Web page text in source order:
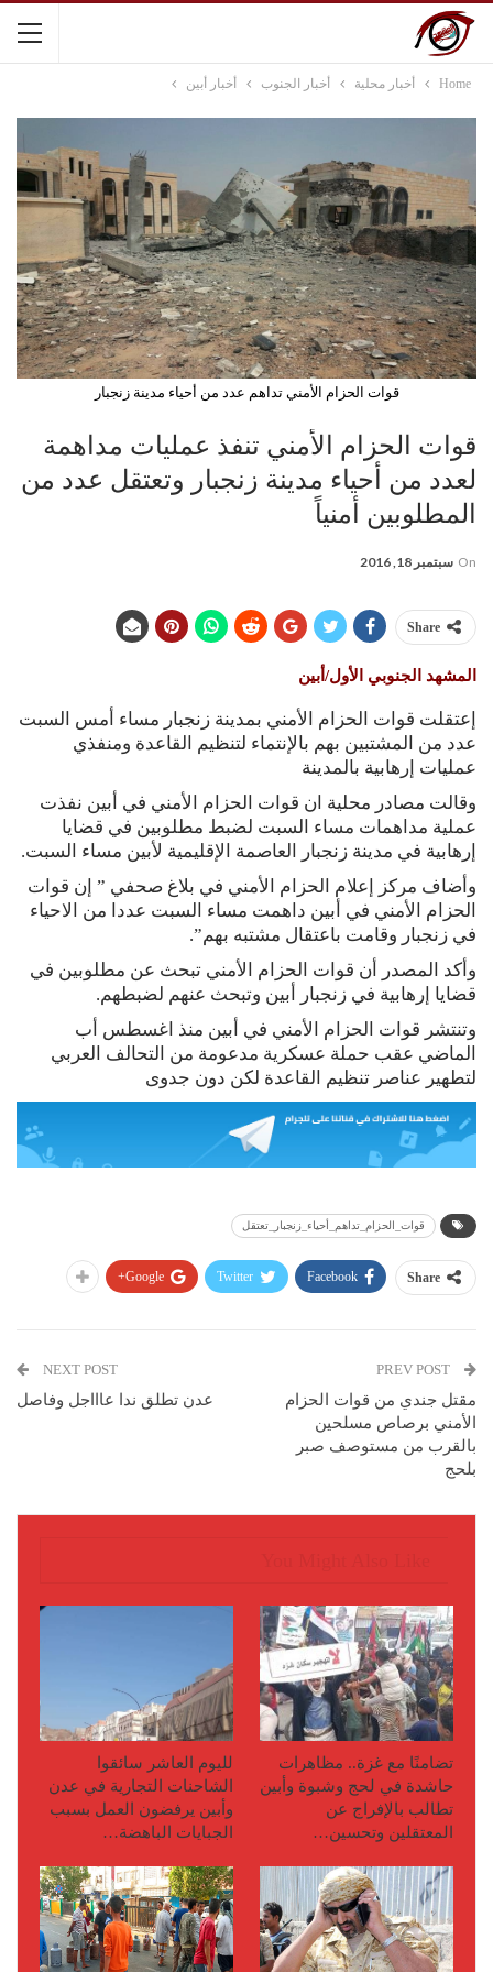
Home أخبار محلية أخبار الجنوب أخبار أبين
قوات الحزام الأمني تداهم عدد من أحياء مدينة زنجبار
قوات الحزام الأمني تنفذ عمليات مداهمة
لعدد من أحياء مدينة زنجبار وتعتقل عدد من
المطلوبين أمنياً
On سبتمبر 18, 2016
Share
المشهد الجنوبي الأول/أبين
إعتقلت قوات الحزام الأمني بمدينة زنجبار مساء أمس السبت
عدد من المشتبين بهم بالإنتماء لتنظيم القاعدة ومنفذي
عمليات إرهابية بالمدينة
وقالت مصادر محلية ان قوات الحزام الأمني في أبين نفذت
عملية مداهمات مساء السبت لضبط مطلوبين في قضايا
إرهابية في مدينة زنجبار العاصمة الإقليمية لأبين مساء السبت.
وأضاف مركز إعلام الحزام الأمني في بلاغ صحفي ” إن قوات
الحزام الأمني في أبين داهمت مساء السبت عددا من الاحياء
في زنجبار وقامت باعتقال مشتبه بهم”.
وأكد المصدر أن قوات الحزام الأمني تبحث عن مطلوبين في
قضايا إرهابية في زنجبار أبين وتبحث عنهم لضبطهم.
وتنتشر قوات الحزام الأمني في أبين منذ اغسطس أب
الماضي عقب حملة عسكرية مدعومة من التحالف العربي
لتطهير عناصر تنظيم القاعدة لكن دون جدوى
قوات_الحزام_تداهم_أحياء_زنجبار_تعتقل
Share
Facebook
Twitter
Google+
مقتل جندي من قوات الحزام
الأمني برصاص مسلحين
بالقرب من مستوصف صبر
بلحج
NEXT POST
عدن تطلق ندا عاااجل وفاصل
تضامنًا مع غزة.. مظاهرات
حاشدة في لحج وشبوة وأبين
تطالب بالإفراج عن
المعتقلين وتحسين…
لليوم العاشر سائقوا
الشاحنات التجارية في عدن
وأبين يرفضون العمل بسبب
الجبايات الباهضة…